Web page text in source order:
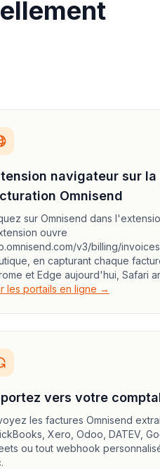
navigateur sur
Omnisend
sur Omnisend dans
ouvre
v3/billing/
en capturant chaque
et Edge aujourd'hui, Safari
les portails en ligne →
vers votre
les factures Omnisend
Xero, Odoo, DATEV,
ou tout webhook